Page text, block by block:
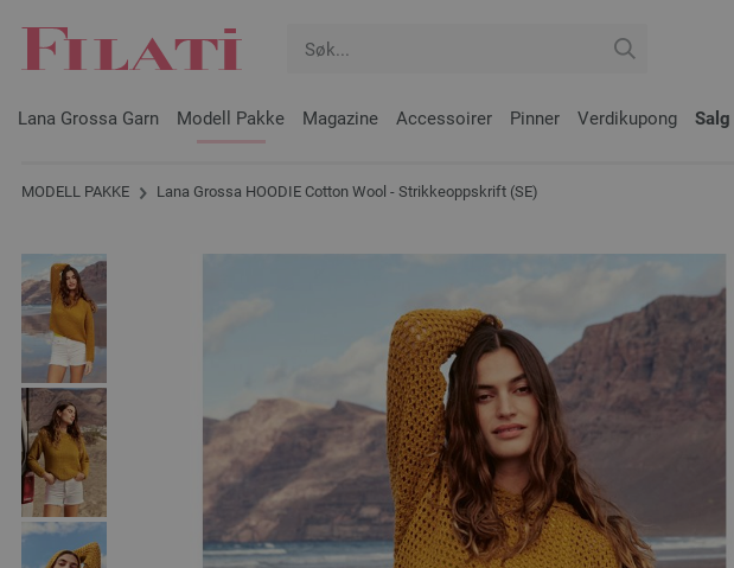
Lana Grossa Garn Modell Pakke Magazine Accessoirer Pinner Verdikupong Salg
MODELL PAKKE Lana Grossa HOODIE Cotton Wool - Strikkeoppskrift (SE)